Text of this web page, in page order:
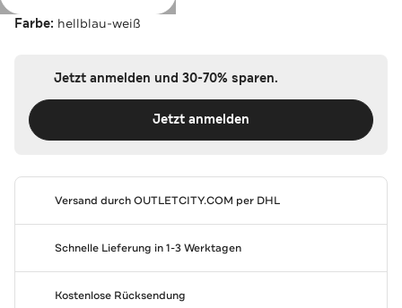
Farbe: hellblau-weiß
Jetzt anmelden und 30-70% sparen.
Jetzt anmelden
Versand durchOUTLETCITY.COM per DHL
Schnelle Lieferung in 1-3 Werktagen
Kostenlose Rücksendung